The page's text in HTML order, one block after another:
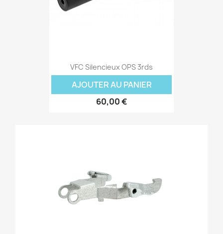
VFC Silencieux OPS 3rds
AJOUTER AU PANIER
60,00 €